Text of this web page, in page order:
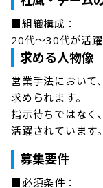
■組織構成：
20代～30代が活躍
求める人物像
営業手法において
求められます。
指示待ちではなく
活躍されています。
募集要件
■必須条件：